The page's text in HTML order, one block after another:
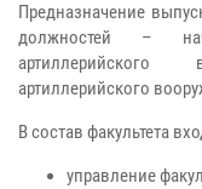
Предназначение
должностей –
артиллерийского
В состав факультета
управление